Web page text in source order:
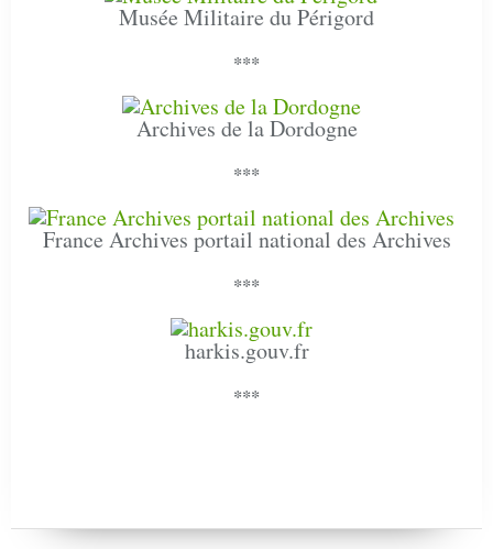
Musée Militaire du Périgord
***
Archives de la Dordogne
***
France Archives portail national des Archives
***
harkis.gouv.fr
***